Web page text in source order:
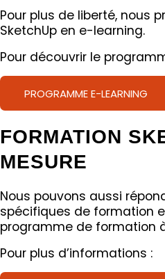
Pour plus de liberté, nous
SketchUp en e-learning.
Pour découvrir le
PROGRAMME E-LEARNING
FORMATION
MESURE
Nous pouvons aussi
spécifiques de formation
programme de formation
Pour plus d’informations :